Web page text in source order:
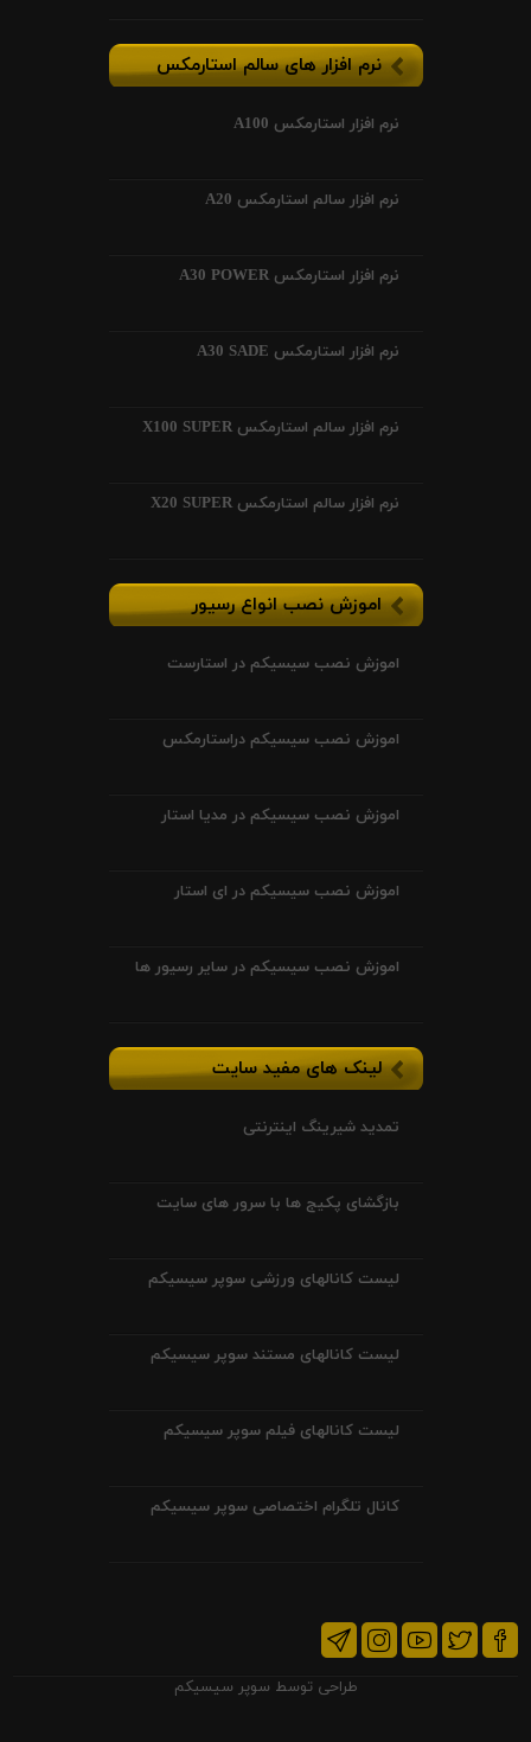
نرم افزار های سالم استارمکس
نرم افزار استارمکس A100
نرم افزار سالم استارمکس A20
نرم افزار استارمکس A30 POWER
نرم افزار استارمکس A30 SADE
نرم افزار سالم استارمکس X100 SUPER
نرم افزار سالم استارمکس X20 SUPER
اموزش نصب انواع رسیور
اموزش نصب سیسیکم در استارست
اموزش نصب سیسیکم دراستارمکس
اموزش نصب سیسیکم در مدیا استار
اموزش نصب سیسیکم در ای استار
اموزش نصب سیسیکم در سایر رسیور ها
لینک های مفید سایت
تمدید شیرینگ اینترنتی
بازگشای پکیج ها با سرور های سایت
لیست کانالهای ورزشی سوپر سیسیکم
لیست کانالهای مستند سوپر سیسیکم
لیست کانالهای فیلم سوپر سیسیکم
کانال تلگرام اختصاصی سوپر سیسیکم
طراحی توسط سوپر سیسیکم